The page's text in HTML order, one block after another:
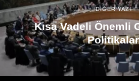
DİĞER YAZI
Kısa Vadeli Önemli
Politikalar